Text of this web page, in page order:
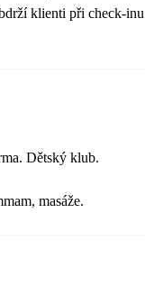
klienti při check-
Dětský klub.
masáže.